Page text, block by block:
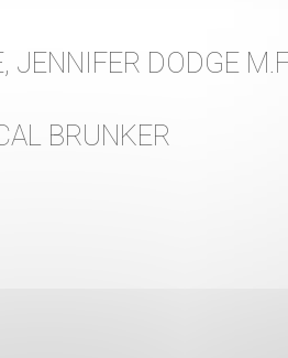
JENNIFER DODGE
BRUNKER